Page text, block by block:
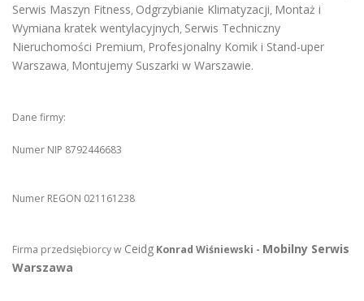
Serwis Maszyn Fitness, Odgrzybianie Klimatyzacji, Montaż i
Wymiana kratek wentylacyjnych, Serwis Techniczny
Nieruchomości Premium, Profesjonalny Komik i Stand-uper
Warszawa, Montujemy Suszarki w Warszawie.
Dane firmy:
Numer NIP 8792446683
Numer REGON 021161238
Firma przedsiębiorcy w Ceidg Konrad Wiśniewski - Mobilny Serwis
Warszawa